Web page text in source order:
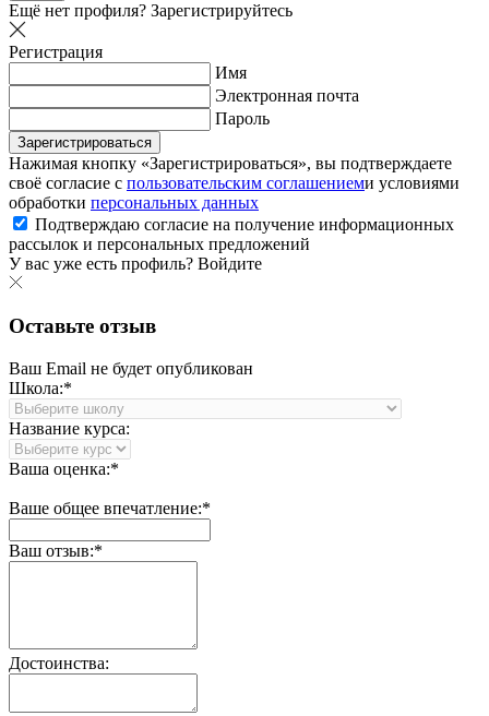
Ещё нет профиля? Зарегистрируйтесь
Регистрация
Имя
Электронная почта
Пароль
Зарегистрироваться
Нажимая кнопку «Зарегистрироваться», вы подтверждаете
своё согласие с пользовательским соглашениеми условиями
обработки персональных данных
Подтверждаю согласие на получение информационных
рассылок и персональных предложений
У вас уже есть профиль? Войдите
Оставьте отзыв
Ваш Email не будет опубликован
Школа:*
Название курса:
Ваша оценка:*
Ваше общее впечатление:*
Ваш отзыв:*
Достоинства: